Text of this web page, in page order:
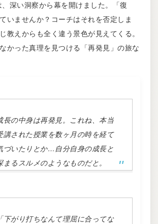
深い洞察から幕を開けました。「復
いませんか？コーチはそれを否定しま
教えからも全く違う景色が見えてくる。
かった真理を見つける「再発見」の旅な
長の中身は再発見。これね、本当
講された授業を数ヶ月の時を経て
づいたりとか…自分自身の成長と
るスルメのようなものだと。
がり打ちなんて理屈に合ってな